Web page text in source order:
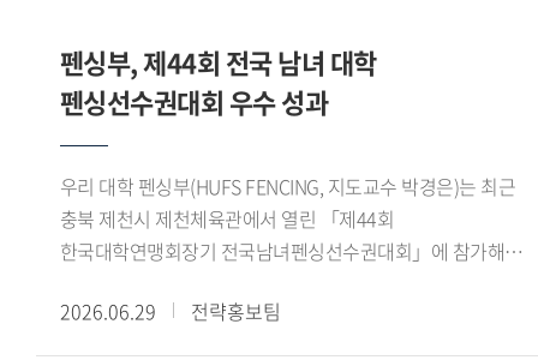
태국인 바이어들과 소통했던 경험도 특별했습니다. 우리
대학에서 공부하며 태국의 문화적 배경 지식을 쌓고 어학
수준을 높인 상태로 전시회에 참여해서인지 태국인 바이어들이
즐겁게 소통할 수 있었습니다. 전시회를 마칠 때는 제
개인번호를 물어볼 정도로 친해졌습니다. 한국외대를 통해
제가 성장했음을 실감한 순간이었습니다. - 이번 활동이
진로설정에 어떤 영향을 줬을지 궁금합니다.GTEP 활동을 통해
가능성을 피부로 체감한 계기였습니다. 이후 GTEP을 통해
용인시정연구원 등 분야별 전문가들의 검토와 자문을 바탕으로
정책의 타당성과 실현 가능성을 높였다.이번 공모전에서는
정책의 창의성, 타당성, 효과성, 실현 가능성 등을 종합적으로
현안에 접목하고, 실제 행정 현장에 적용할 수 있는 구체적인
실행 방안을 제시해 우수한 평가를 받았다.이번 성과는 우리
대학 학생들이 지역사회의 문화, 복지, 관광 문제를 청년의
점에서 의미가 있다. 학생들이 대학에서 쌓은 전공 역량과
창의적 사고를 지역사회 문제 해결에 적용하며 정책 기획
펜싱부, 제44회 전국 남녀 대학
펜싱선수권대회 우수 성과
우리 대학 펜싱부(HUFS FENCING, 지도교수 박경은)는 최근
충북 제천시 제천체육관에서 열린 「제44회
한국대학연맹회장기 전국남녀펜싱선수권대회」에 참가해
성적을 거두었다.이번 대회는 한국대학펜싱연맹이 주최하고
제천시와 제천시체육회가 후원한 전국 규모의 대회로, 전국
2026.06.29 전략홍보팀